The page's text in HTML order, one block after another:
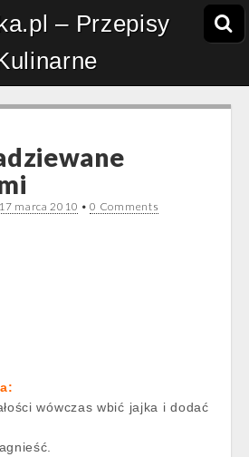
– Przepisy
17 marca 2010 •0 Comments
wówczas wbić jajka i dodać